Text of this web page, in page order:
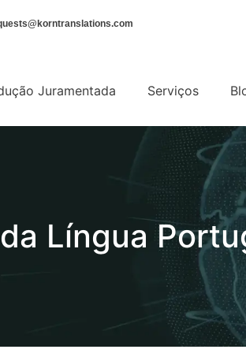
Juramentada Serviços
Língua